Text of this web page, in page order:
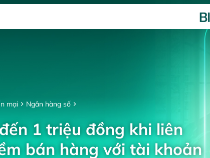
mại Ngân hàng số
1 triệu đồng khi liên
bán hàng với tài khoản